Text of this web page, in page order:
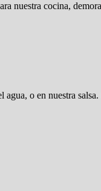
nuestra cocina,
agua, o en nuestra